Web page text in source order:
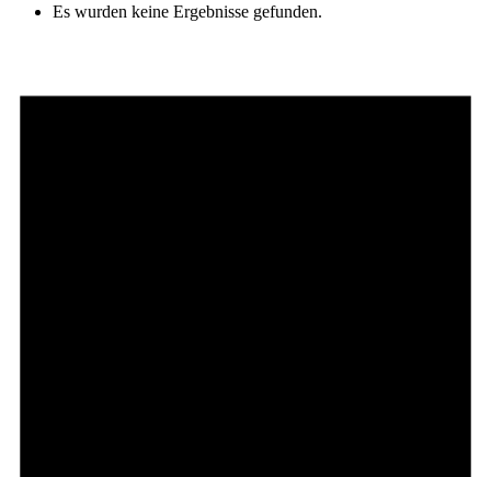
Es wurden keine Ergebnisse gefunden.